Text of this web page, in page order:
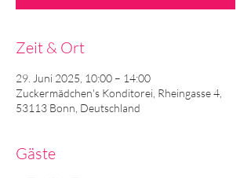
Zeit & Ort
29. Juni 2025, 10:00 – 14:00
Zuckermädchen's Konditorei, Rheingasse 4,
53113 Bonn, Deutschland
Gäste